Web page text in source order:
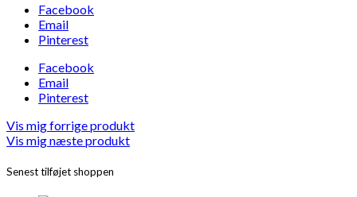
Facebook
Email
Pinterest
Facebook
Email
Pinterest
Vis mig forrige produkt
Vis mig næste produkt
Senest tilføjet shoppen